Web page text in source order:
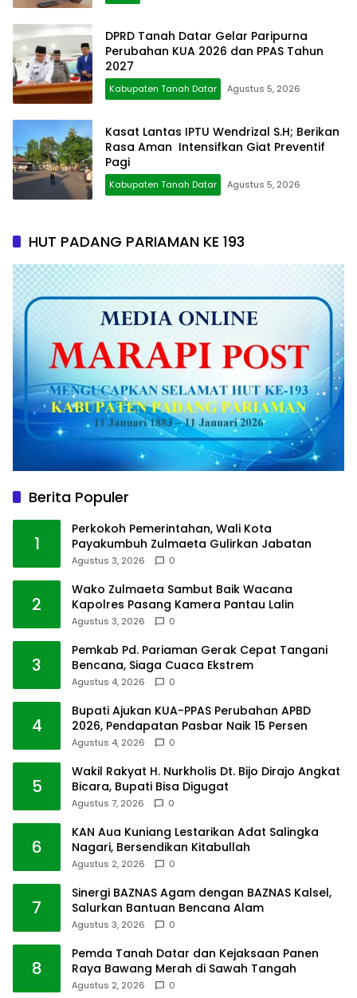
DPRD Tanah Datar Gelar Paripurna
Perubahan KUA 2026 dan PPAS Tahun
2027
Kabupaten Tanah Datar Agustus 5, 2026
Kasat Lantas IPTU Wendrizal S.H; Berikan
Rasa Aman Intensifkan Giat Preventif
Pagi
Kabupaten Tanah Datar Agustus 5, 2026
HUT PADANG PARIAMAN KE 193
Berita Populer
1
Perkokoh Pemerintahan, Wali Kota
Payakumbuh Zulmaeta Gulirkan Jabatan
Agustus 3, 2026 0
2
Wako Zulmaeta Sambut Baik Wacana
Kapolres Pasang Kamera Pantau Lalin
Agustus 3, 2026 0
3
Pemkab Pd. Pariaman Gerak Cepat Tangani
Bencana, Siaga Cuaca Ekstrem
Agustus 4, 2026 0
4
Bupati Ajukan KUA-PPAS Perubahan APBD
2026, Pendapatan Pasbar Naik 15 Persen
Agustus 4, 2026 0
5
Wakil Rakyat H. Nurkholis Dt. Bijo Dirajo Angkat
Bicara, Bupati Bisa Digugat
Agustus 7, 2026 0
6
KAN Aua Kuniang Lestarikan Adat Salingka
Nagari, Bersendikan Kitabullah
Agustus 2, 2026 0
7
Sinergi BAZNAS Agam dengan BAZNAS Kalsel,
Salurkan Bantuan Bencana Alam
Agustus 3, 2026 0
8
Pemda Tanah Datar dan Kejaksaan Panen
Raya Bawang Merah di Sawah Tangah
Agustus 2, 2026 0